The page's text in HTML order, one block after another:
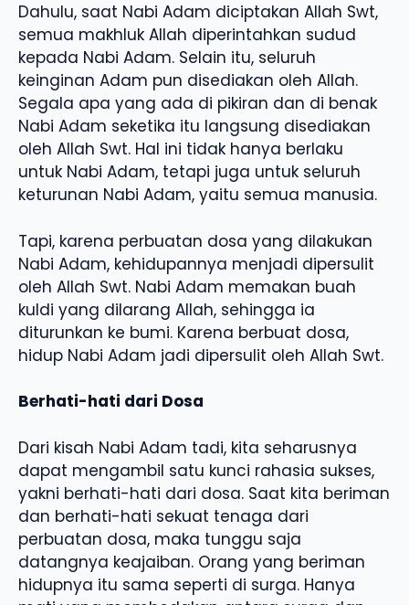
Dahulu, saat Nabi Adam diciptakan Allah Swt,
semua makhluk Allah diperintahkan sudud
kepada Nabi Adam. Selain itu, seluruh
keinginan Adam pun disediakan oleh Allah.
Segala apa yang ada di pikiran dan di benak
Nabi Adam seketika itu langsung disediakan
oleh Allah Swt. Hal ini tidak hanya berlaku
untuk Nabi Adam, tetapi juga untuk seluruh
keturunan Nabi Adam, yaitu semua manusia.
Tapi, karena perbuatan dosa yang dilakukan
Nabi Adam, kehidupannya menjadi dipersulit
oleh Allah Swt. Nabi Adam memakan buah
kuldi yang dilarang Allah, sehingga ia
diturunkan ke bumi. Karena berbuat dosa,
hidup Nabi Adam jadi dipersulit oleh Allah Swt.
Berhati-hati dari Dosa
Dari kisah Nabi Adam tadi, kita seharusnya
dapat mengambil satu kunci rahasia sukses,
yakni berhati-hati dari dosa. Saat kita beriman
dan berhati-hati sekuat tenaga dari
perbuatan dosa, maka tunggu saja
datangnya keajaiban. Orang yang beriman
hidupnya itu sama seperti di surga. Hanya